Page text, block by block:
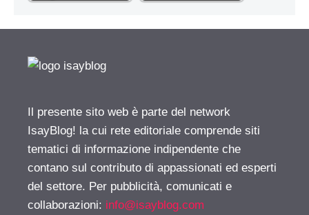
Il presente sito web è parte del network
IsayBlog! la cui rete editoriale comprende siti
tematici di informazione indipendente che
contano sul contributo di appassionati ed esperti
del settore. Per pubblicità, comunicati e
collaborazioni: info@isayblog.com